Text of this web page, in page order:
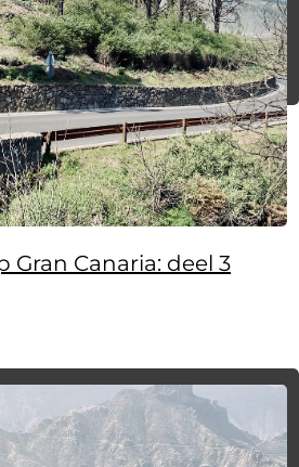
Gran Canaria: deel 3